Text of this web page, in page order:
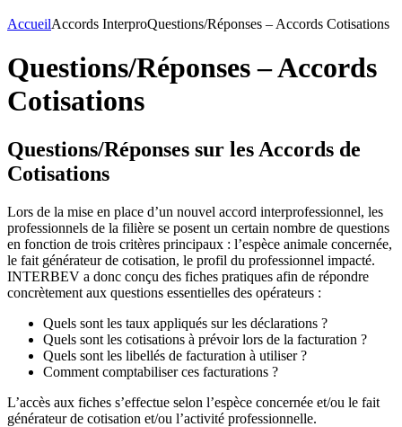
AccueilAccords InterproQuestions/Réponses – Accords Cotisations
Questions/Réponses – Accords
Cotisations
Questions/Réponses sur les Accords de
Cotisations
Lors de la mise en place d’un nouvel accord interprofessionnel, les
professionnels de la filière se posent un certain nombre de questions
en fonction de trois critères principaux : l’espèce animale concernée,
le fait générateur de cotisation, le profil du professionnel impacté.
INTERBEV a donc conçu des fiches pratiques afin de répondre
concrètement aux questions essentielles des opérateurs :
Quels sont les taux appliqués sur les déclarations ?
Quels sont les cotisations à prévoir lors de la facturation ?
Quels sont les libellés de facturation à utiliser ?
Comment comptabiliser ces facturations ?
L’accès aux fiches s’effectue selon l’espèce concernée et/ou le fait
générateur de cotisation et/ou l’activité professionnelle.